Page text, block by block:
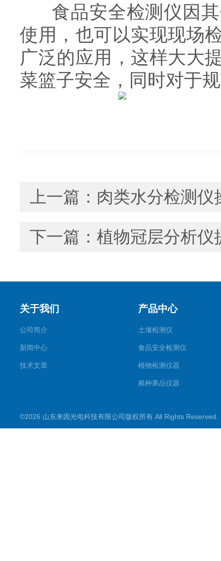
食品安全检测仪因其
使用，也可以实现现场
广泛的应用，这样大大
菜篮子安全，同时对于
上一篇： 肉类水分检测仪
下一篇： 植物冠层分析仪
关于我们
公司简介
新闻中心
技术文章
产品中心
土壤检测仪
食品安全检测仪
植物检测仪器
粮种果品仪器
水质检测仪
©2026 山东来因光电科技有限公司版权所有 All Rights